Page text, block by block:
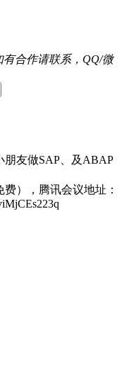
有合作请联系，QQ/微
朋友做SAP、及ABAP
），腾讯会议地址：